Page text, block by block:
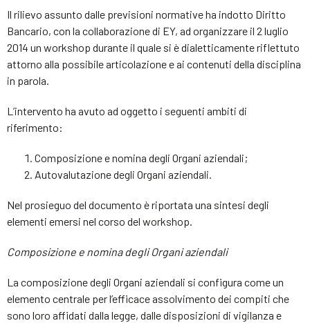
Il rilievo assunto dalle previsioni normative ha indotto Diritto
Bancario, con la collaborazione di EY, ad organizzare il 2 luglio
2014 un workshop durante il quale si è dialetticamente riflettuto
attorno alla possibile articolazione e ai contenuti della disciplina
in parola.
L’intervento ha avuto ad oggetto i seguenti ambiti di
riferimento:
Composizione e nomina degli Organi aziendali;
Autovalutazione degli Organi aziendali.
Nel prosieguo del documento è riportata una sintesi degli
elementi emersi nel corso del workshop.
Composizione e nomina degli Organiaziendali
La composizione degli Organi aziendali si configura come un
elemento centrale per l’efficace assolvimento dei compiti che
sono loro affidati dalla legge, dalle disposizioni di vigilanza e